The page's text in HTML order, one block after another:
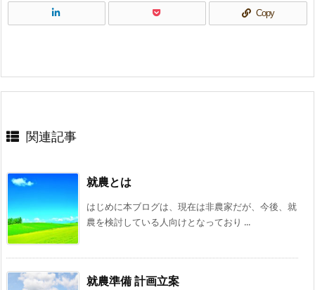
Copy
関連記事
就農とは
はじめに本ブログは、現在は非農家だが、今後、就
農を検討している人向けとなっており ...
就農準備 計画立案